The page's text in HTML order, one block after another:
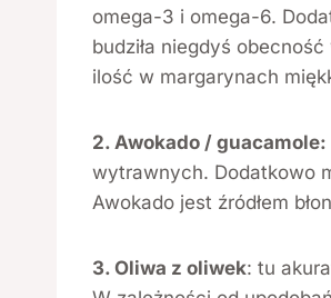
omega-3 i omega-6.
budziła niegdyś
ilość w margarynach
2. Awokado / guacamole:
wytrawnych. Dodatkowo
Awokado jest źródłem
3. Oliwa z oliwek: tu